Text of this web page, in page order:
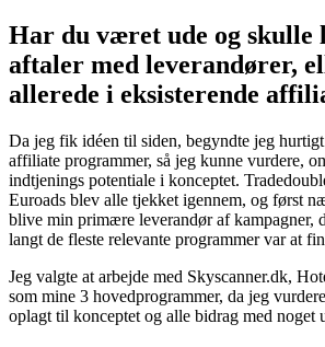
Har du været ude og skulle
aftaler med leverandører,
allerede i eksisterende
Da jeg fik idéen til siden, begyndte jeg
affiliate programmer, så jeg kunne vurdere,
indtjenings potentiale i konceptet.
Euroads blev alle tjekket igennem, og først
blive min primære leverandør af kampagner,
langt de fleste relevante programmer var at
Jeg valgte at arbejde med Skyscanner.dk,
som mine 3 hovedprogrammer, da jeg
oplagt til konceptet og alle bidrag med noget